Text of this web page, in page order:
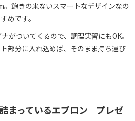
飽きの来ないスマートなデザインなの
めです。
がついてくるので、調理実習にもOK。
部分に入れ込めば、そのまま持ち運び
まっているエプロン プレゼ